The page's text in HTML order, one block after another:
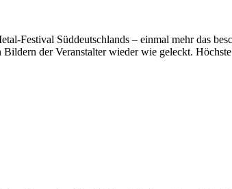
Festival Süddeutschlands – einmal mehr das
der Veranstalter wieder wie geleckt.